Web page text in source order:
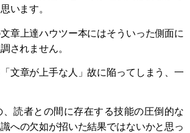
います。
章上達ハウツー本にはそういった側面に
されません。
文章が上手な人」故に陥ってしまう、一
読者との間に存在する技能の圧倒的な
識への欠如が招いた結果ではないかと思っ